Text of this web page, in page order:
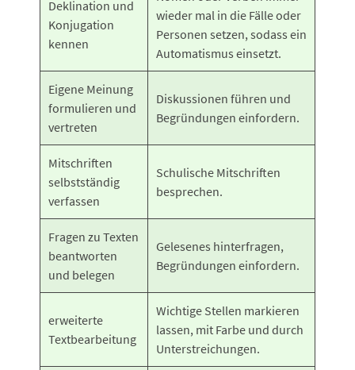
Deklination und
Konjugation
kennen
wieder mal in die Fälle oder
Personen setzen, sodass ein
Automatismus einsetzt.
Eigene Meinung
formulieren und
vertreten
Diskussionen führen und
Begründungen einfordern.
Mitschriften
selbstständig
verfassen
Schulische Mitschriften
besprechen.
Fragen zu Texten
beantworten
und belegen
Gelesenes hinterfragen,
Begründungen einfordern.
erweiterte
Textbearbeitung
Wichtige Stellen markieren
lassen, mit Farbe und durch
Unterstreichungen.